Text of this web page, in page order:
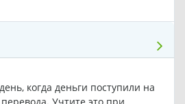
когда деньги поступили на